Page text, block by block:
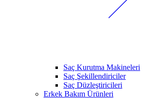
Saç Kurutma Makineleri
Saç Şekillendiriciler
Saç Düzleştiricileri
Erkek Bakım Ürünleri